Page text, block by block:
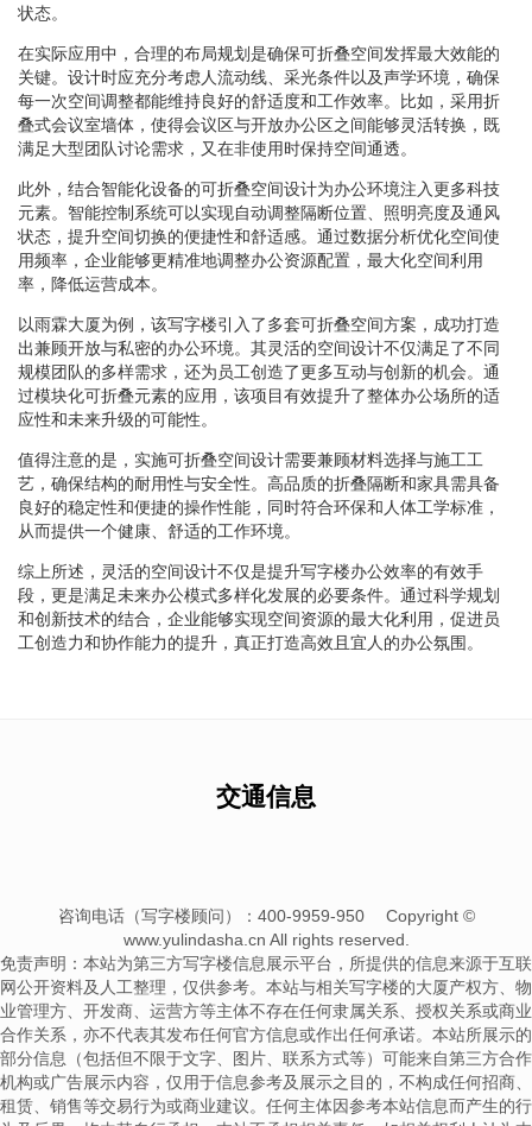
状态。
在实际应用中，合理的布局规划是确保可折叠空间发挥最大效能的
关键。设计时应充分考虑人流动线、采光条件以及声学环境，确保
每一次空间调整都能维持良好的舒适度和工作效率。比如，采用折
叠式会议室墙体，使得会议区与开放办公区之间能够灵活转换，既
满足大型团队讨论需求，又在非使用时保持空间通透。
此外，结合智能化设备的可折叠空间设计为办公环境注入更多科技
元素。智能控制系统可以实现自动调整隔断位置、照明亮度及通风
状态，提升空间切换的便捷性和舒适感。通过数据分析优化空间使
用频率，企业能够更精准地调整办公资源配置，最大化空间利用
率，降低运营成本。
以雨霖大厦为例，该写字楼引入了多套可折叠空间方案，成功打造
出兼顾开放与私密的办公环境。其灵活的空间设计不仅满足了不同
规模团队的多样需求，还为员工创造了更多互动与创新的机会。通
过模块化可折叠元素的应用，该项目有效提升了整体办公场所的适
应性和未来升级的可能性。
值得注意的是，实施可折叠空间设计需要兼顾材料选择与施工工
艺，确保结构的耐用性与安全性。高品质的折叠隔断和家具需具备
良好的稳定性和便捷的操作性能，同时符合环保和人体工学标准，
从而提供一个健康、舒适的工作环境。
综上所述，灵活的空间设计不仅是提升写字楼办公效率的有效手
段，更是满足未来办公模式多样化发展的必要条件。通过科学规划
和创新技术的结合，企业能够实现空间资源的最大化利用，促进员
工创造力和协作能力的提升，真正打造高效且宜人的办公氛围。
交通信息
咨询电话（写字楼顾问）：400-9959-950
Copyright ©
www.yulindasha.cn All rights reserved.
免责声明：本站为第三方写字楼信息展示平台，所提供的信息来源于互联
网公开资料及人工整理，仅供参考。本站与相关写字楼的大厦产权方、物
业管理方、开发商、运营方等主体不存在任何隶属关系、授权关系或商业
合作关系，亦不代表其发布任何官方信息或作出任何承诺。本站所展示的
部分信息（包括但不限于文字、图片、联系方式等）可能来自第三方合作
机构或广告展示内容，仅用于信息参考及展示之目的，不构成任何招商、
租赁、销售等交易行为或商业建议。任何主体因参考本站信息而产生的行